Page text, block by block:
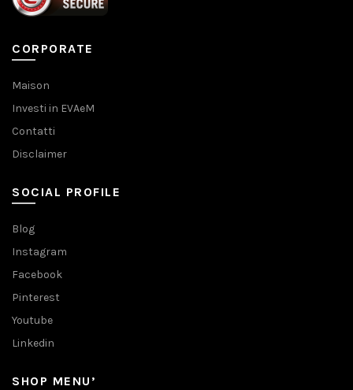
CORPORATE
Maison
Investi in EVAeM
Contatti
Disclaimer
SOCIAL PROFILE
Blog
Instagram
Facebook
Pinterest
Youtube
Linkedin
SHOP MENU’